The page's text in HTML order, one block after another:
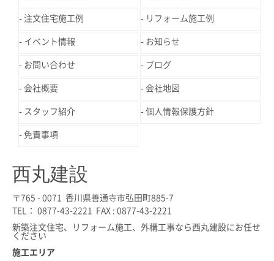
注文住宅施工例 リフォーム施工例
イベント情報 お知らせ
お問い合わせ ブログ
会社概要 会社地図
スタッフ紹介 個人情報保護方針
免責事項
西丸建設
〒765 - 0071 香川県善通寺市弘田町885-7
TEL： 0877-43-2221 FAX : 0877-43-2221
新築注文住宅、リフォーム施工、外構工事なら西丸建設にお任せ
ください
施工エリア